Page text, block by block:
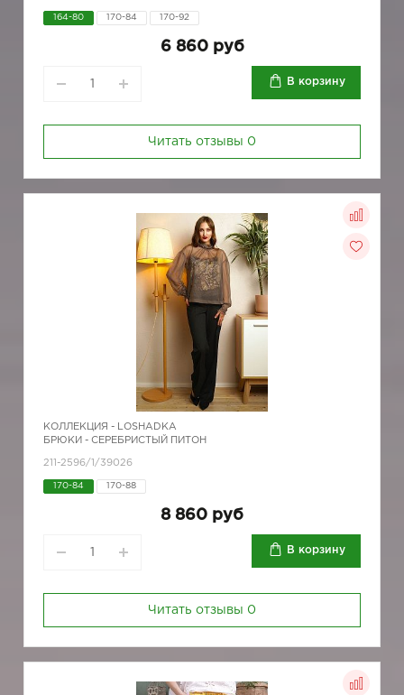
164-80 170-84 170-92
6 860 руб
В корзину
Читать отзывы 0
КОЛЛЕКЦИЯ - LOSHADKA
БРЮКИ - СЕРЕБРИСТЫЙ ПИТОН
211-2596/1/39026
170-84 170-88
8 860 руб
В корзину
Читать отзывы 0